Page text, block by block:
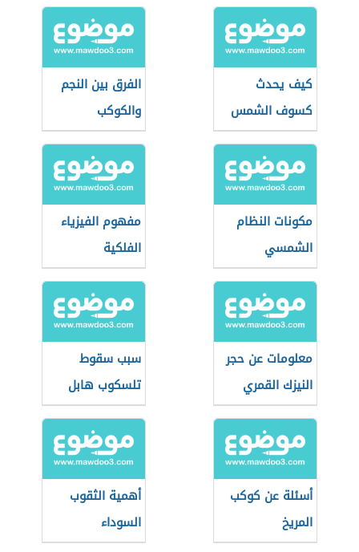
كيف يحدث
كسوف الشمس
الفرق بين النجم
والكوكب
مكونات النظام
الشمسي
مفهوم الفيزياء
الفلكية
معلومات عن حجر
النيزك القمري
سبب سقوط
تلسكوب هابل
أسئلة عن كوكب
المريخ
أهمية الثقوب
السوداء